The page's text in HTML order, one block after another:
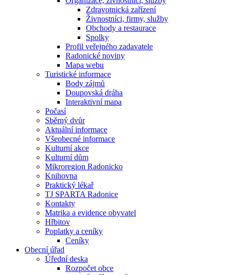
Zdravotnická zařízení
Živnostníci, firmy, služby
Obchody a restaurace
Spolky
Profil veřejného zadavatele
Radonické noviny
Mapa webu
Turistické informace
Body zájmů
Doupovská dráha
Interaktivní mapa
Počasí
Sběrný dvůr
Aktuální informace
Všeobecné informace
Kulturní akce
Kulturní dům
Mikroregion Radonicko
Knihovna
Praktický lékař
TJ SPARTA Radonice
Kontakty
Matrika a evidence obyvatel
Hřbitov
Poplatky a ceníky
Ceníky
Obecní úřad
Úřední deska
Rozpočet obce